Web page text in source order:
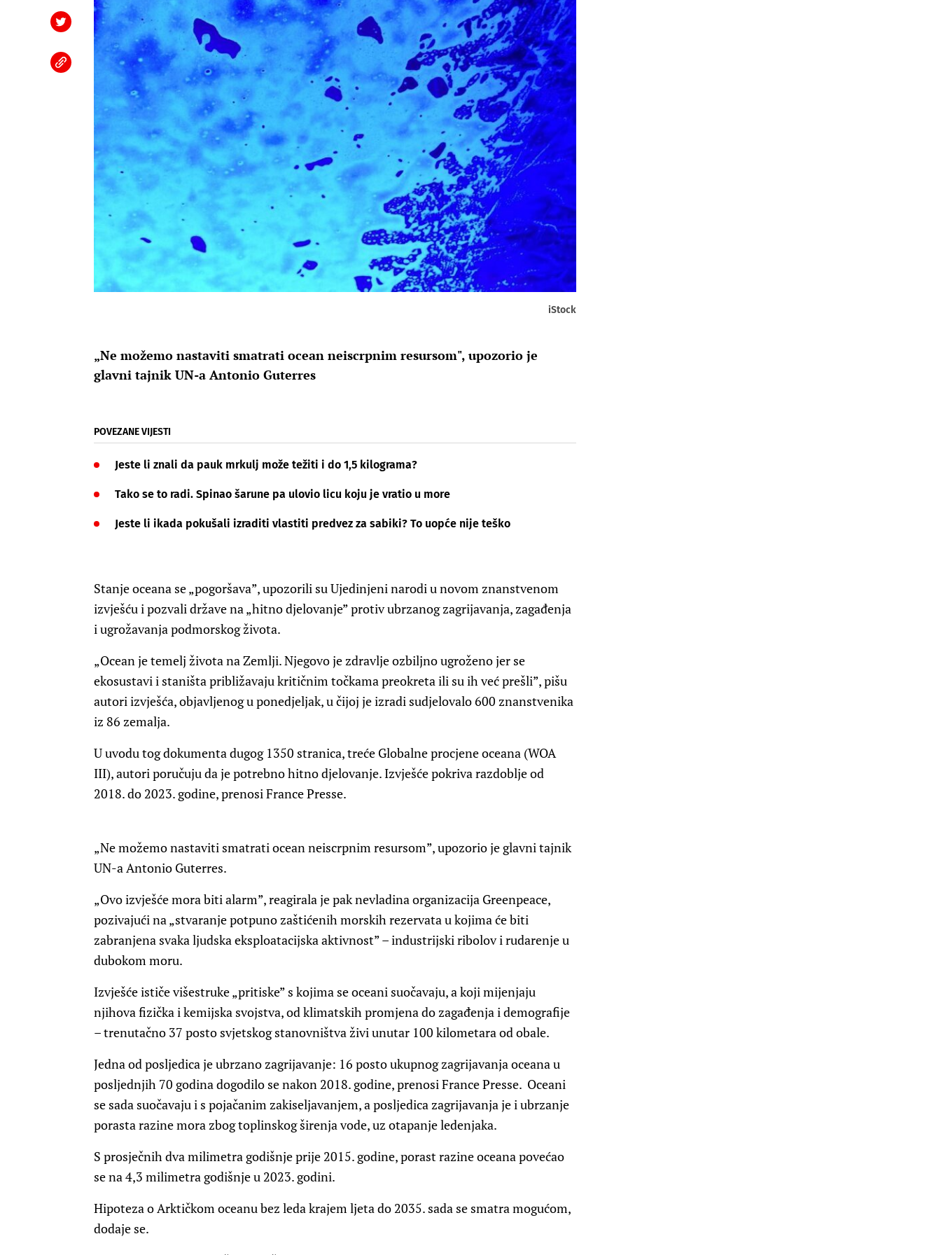
iStock
„Ne možemo nastaviti smatrati ocean neiscrpnim resursom", upozorio je
glavni tajnik UN-a Antonio Guterres
POVEZANE VIJESTI
Jeste li znali da pauk mrkulj može težiti i do 1,5 kilograma?
Tako se to radi. Spinao šarune pa ulovio licu koju je vratio u more
Jeste li ikada pokušali izraditi vlastiti predvez za sabiki? To uopće nije teško
Stanje oceana se „pogoršava”, upozorili su Ujedinjeni narodi u novom znanstvenom
izvješću i pozvali države na „hitno djelovanje” protiv ubrzanog zagrijavanja, zagađenja
i ugrožavanja podmorskog života.
„Ocean je temelj života na Zemlji. Njegovo je zdravlje ozbiljno ugroženo jer se
ekosustavi i staništa približavaju kritičnim točkama preokreta ili su ih već prešli”, pišu
autori izvješća, objavljenog u ponedjeljak, u čijoj je izradi sudjelovalo 600 znanstvenika
iz 86 zemalja.
U uvodu tog dokumenta dugog 1350 stranica, treće Globalne procjene oceana (WOA
III), autori poručuju da je potrebno hitno djelovanje. Izvješće pokriva razdoblje od
2018. do 2023. godine, prenosi France Presse.
„Ne možemo nastaviti smatrati ocean neiscrpnim resursom”, upozorio je glavni tajnik
UN-a Antonio Guterres.
„Ovo izvješće mora biti alarm”, reagirala je pak nevladina organizacija Greenpeace,
pozivajući na „stvaranje potpuno zaštićenih morskih rezervata u kojima će biti
zabranjena svaka ljudska eksploatacijska aktivnost” – industrijski ribolov i rudarenje u
dubokom moru.
Izvješće ističe višestruke „pritiske” s kojima se oceani suočavaju, a koji mijenjaju
njihova fizička i kemijska svojstva, od klimatskih promjena do zagađenja i demografije
– trenutačno 37 posto svjetskog stanovništva živi unutar 100 kilometara od obale.
Jedna od posljedica je ubrzano zagrijavanje: 16 posto ukupnog zagrijavanja oceana u
posljednjih 70 godina dogodilo se nakon 2018. godine, prenosi France Presse. Oceani
se sada suočavaju i s pojačanim zakiseljavanjem, a posljedica zagrijavanja je i ubrzanje
porasta razine mora zbog toplinskog širenja vode, uz otapanje ledenjaka.
S prosječnih dva milimetra godišnje prije 2015. godine, porast razine oceana povećao
se na 4,3 milimetra godišnje u 2023. godini.
Hipoteza o Arktičkom oceanu bez leda krajem ljeta do 2035. sada se smatra mogućom,
dodaje se.